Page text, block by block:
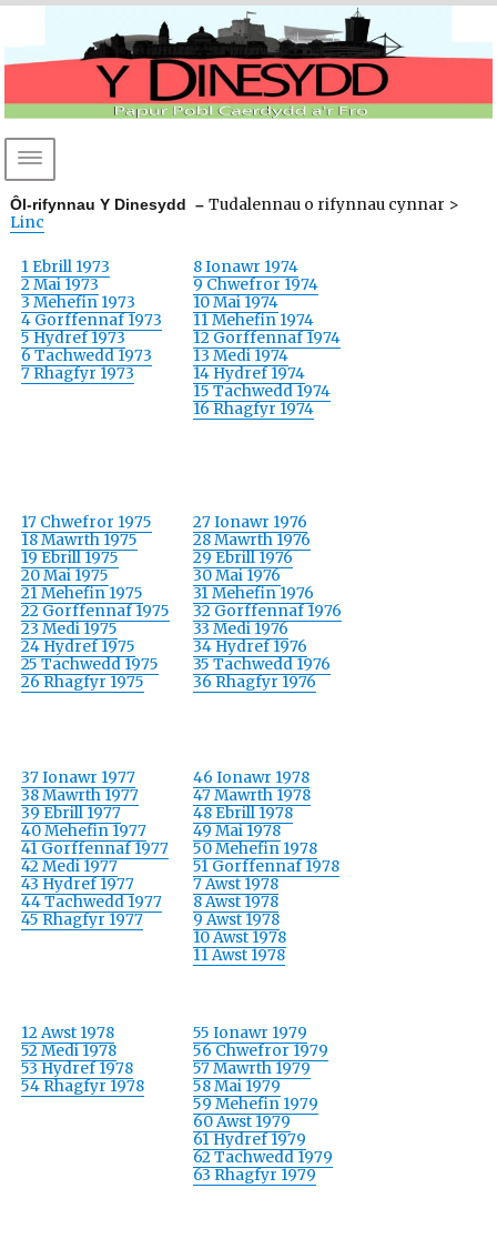
Dinesydd
DEWISLEN
Ôl-rifynnau Y Dinesydd – Tudalennau o rifynnau cynnar >
Linc
1 Ebrill 1973
2 Mai 1973
3 Mehefin 1973
4 Gorffennaf 1973
5 Hydref 1973
6 Tachwedd 1973
7 Rhagfyr 1973
8 Ionawr 1974
9 Chwefror 1974
10 Mai 1974
11 Mehefin 1974
12 Gorffennaf 1974
13 Medi 1974
14 Hydref 1974
15 Tachwedd 1974
16 Rhagfyr 1974
17 Chwefror 1975
18 Mawrth 1975
19 Ebrill 1975
20 Mai 1975
21 Mehefin 1975
22 Gorffennaf 1975
23 Medi 1975
24 Hydref 1975
25 Tachwedd 1975
26 Rhagfyr 1975
27 Ionawr 1976
28 Mawrth 1976
29 Ebrill 1976
30 Mai 1976
31 Mehefin 1976
32 Gorffennaf 1976
33 Medi 1976
34 Hydref 1976
35 Tachwedd 1976
36 Rhagfyr 1976
37 Ionawr 1977
38 Mawrth 1977
39 Ebrill 1977
40 Mehefin 1977
41 Gorffennaf 1977
42 Medi 1977
43 Hydref 1977
44 Tachwedd 1977
45 Rhagfyr 1977
46 Ionawr 1978
47 Mawrth 1978
48 Ebrill 1978
49 Mai 1978
50 Mehefin 1978
51 Gorffennaf 1978
7 Awst 1978
8 Awst 1978
9 Awst 1978
10 Awst 1978
11 Awst 1978
12 Awst 1978
52 Medi 1978
53 Hydref 1978
54 Rhagfyr 1978
55 Ionawr 1979
56 Chwefror 1979
57 Mawrth 1979
58 Mai 1979
59 Mehefin 1979
60 Awst 1979
61 Hydref 1979
62 Tachwedd 1979
63 Rhagfyr 1979